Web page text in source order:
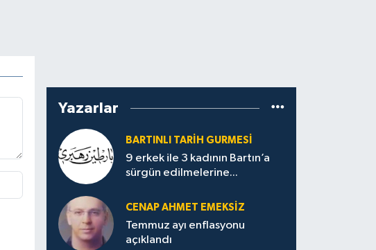
Yazarlar
BARTINLI TARIH GURMESI
9 erkek ile 3 kadının Bartın’a
sürgün edilmelerine...
CENAP AHMET EMEKSİZ
Temmuz ayı enflasyonu
açıklandı